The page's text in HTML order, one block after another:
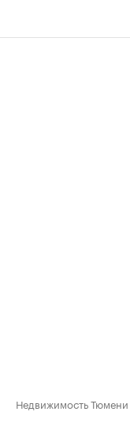
Недвижимость Тюмени